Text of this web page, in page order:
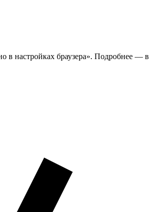
в настройках браузера». Подробнее — в